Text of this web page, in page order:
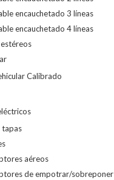
encauchetado 3 líneas
encauchetado 4 líneas
Calibrado
tapas
aéreos
de empotrar/sobreponer